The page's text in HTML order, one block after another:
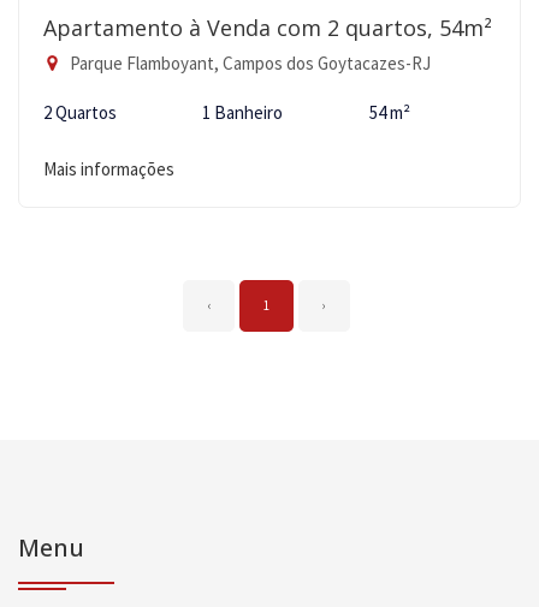
Apartamento à Venda com 2 quartos, 54m²
Parque Flamboyant, Campos dos Goytacazes-RJ
2 Quartos 1 Banheiro 54 m²
Mais informações
‹ 1 ›
Menu